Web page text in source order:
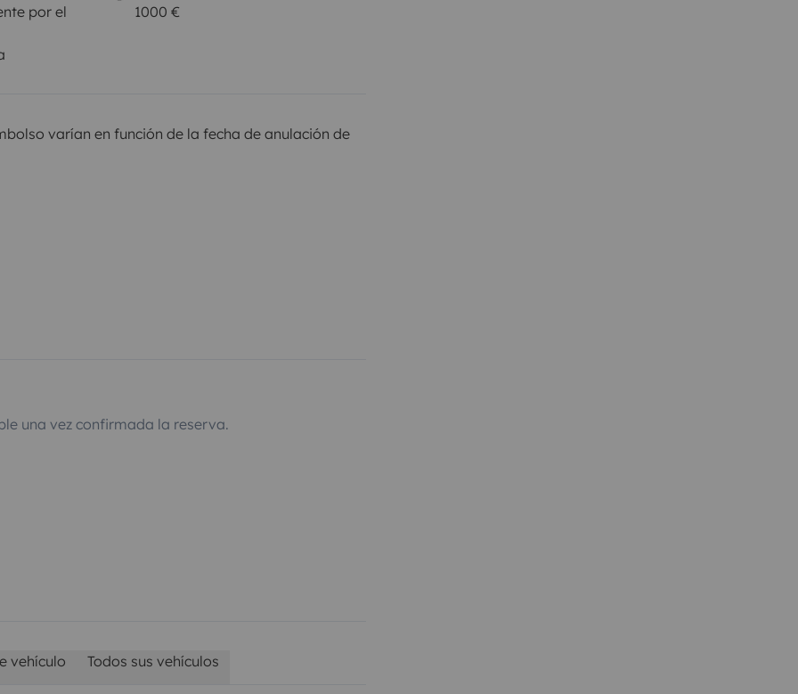
por el
1000 €
varían en función de la fecha de anulación de
una vez confirmada la reserva.
vehículo Todos sus vehículos